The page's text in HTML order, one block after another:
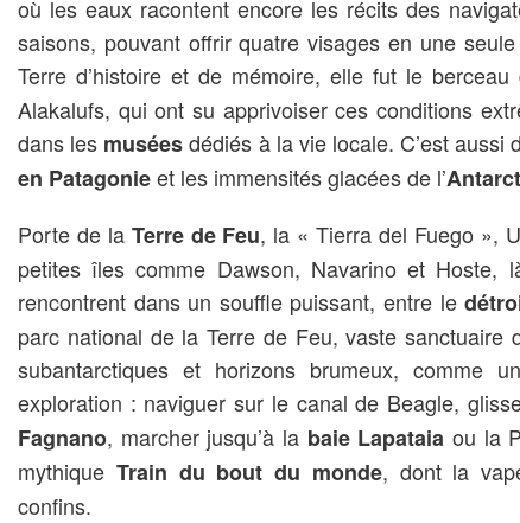
où les eaux racontent encore les récits des
saisons, pouvant offrir quatre visages en une
Terre d’histoire et de mémoire, elle fut le berceau
Alakalufs, qui ont su apprivoiser ces conditions
dans les muséesdédiés à la vie locale. C’est
en Patagonieet les immensités glacées de l’
Porte de la Terre de Feu, la « Tierra del Fuego »,
petites îles comme Dawson, Navarino et Hoste,
rencontrent dans un souffle puissant, entre le
parc national de la Terre de Feu, vaste
subantarctiques et horizons brumeux, comme
exploration : naviguer sur le canal de Beagle,
Fagnano, marcher jusqu’à la baie Lapataia ou la
mythique Train du bout du monde, dont la
confins.